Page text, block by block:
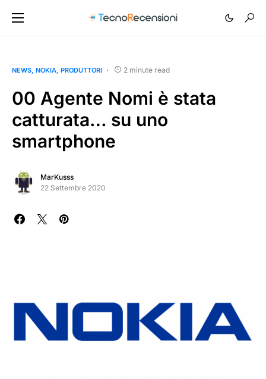
NEWS NOKIA PRODUTTORI 2 minute read
00 Agente Nomi è stata
catturata… su uno
smartphone
MarKusss
22 Settembre 2020